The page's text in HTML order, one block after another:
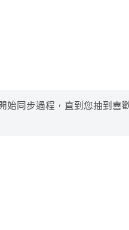
始同步過程，直到您抽到